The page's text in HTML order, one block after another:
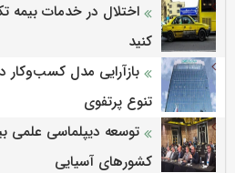
اختلال در خدمات بیمه
کنید
بازآرایی مدل کسب‌وکار
تنوع پرتفوی
توسعه دیپلماسی علمی
کشورهای آسیایی